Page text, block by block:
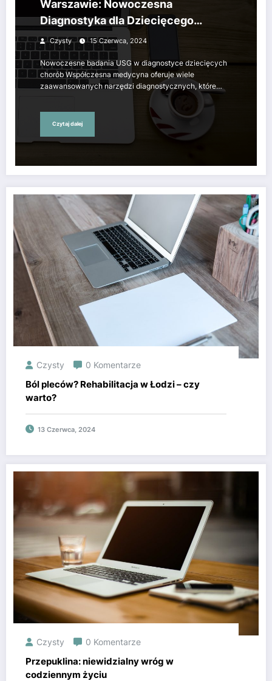
Warszawie: Nowoczesna
Diagnostyka dla Dziecięcego
Zdrowia
Czysty 15 Czerwca, 2024
Nowoczesne badania USG w diagnostyce dziecięcych
chorób Współczesna medycyna oferuje wiele
zaawansowanych narzędzi diagnostycznych, które…
Czytaj dalej
Czysty 0 Komentarze
Ból pleców? Rehabilitacja w Łodzi – czy
warto?
13 Czerwca, 2024
Czysty 0 Komentarze
Przepuklina: niewidzialny wróg w
codziennym życiu